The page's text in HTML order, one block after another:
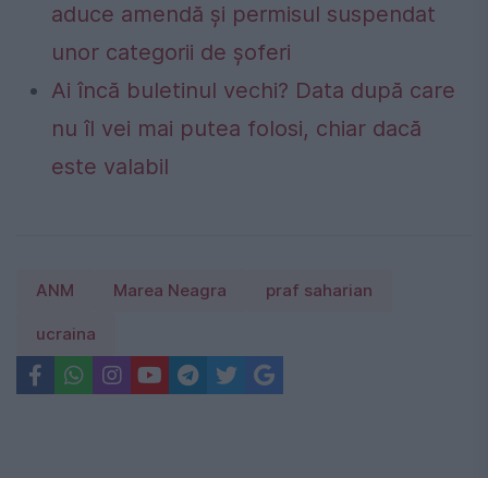
aduce amendă și permisul suspendat
unor categorii de șoferi
Ai încă buletinul vechi? Data după care
nu îl vei mai putea folosi, chiar dacă
este valabil
ANM Marea Neagra praf saharian
ucraina